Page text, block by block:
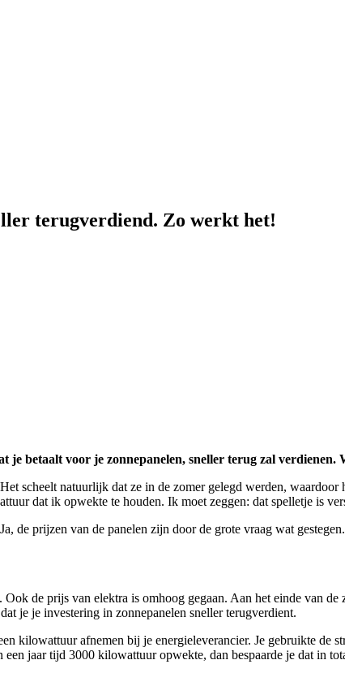
terugverdiend. Zo werkt het!
betaalt voor je zonnepanelen, sneller terug zal verdienen.
scheelt natuurlijk dat ze in de zomer gelegd werden,
dat ik opwekte te houden. Ik moet zeggen: dat spelletje is
de prijzen van de panelen zijn door de grote vraag wat
Ook de prijs van elektra is omhoog gegaan. Aan het einde van
je je investering in zonnepanelen sneller terugverdient.
kilowattuur afnemen bij je energieleverancier. Je gebruikte de
jaar tijd 3000 kilowattuur opwekte, dan bespaarde je dat in